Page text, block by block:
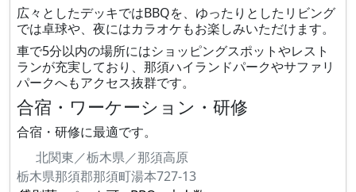
広々としたデッキではBBQを、ゆったりとしたリビング
では卓球や、夜にはカラオケもお楽しみいただけます。
車で5分以内の場所にはショッピングスポットやレスト
ランが充実しており、那須ハイランドパークやサファリ
パークへもアクセス抜群です。
合宿・ワーケーション・研修
合宿・研修に最適です。
北関東／栃木県／那須高原
栃木県那須郡那須町湯本727-13